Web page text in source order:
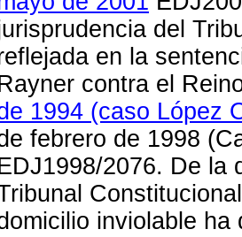
del
en la
contra el
1994 (caso López
febrero de 1998
2076. De la
inviolable ha